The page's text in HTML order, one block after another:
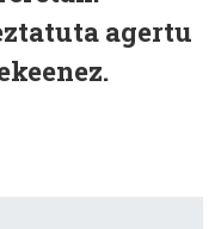
agertu